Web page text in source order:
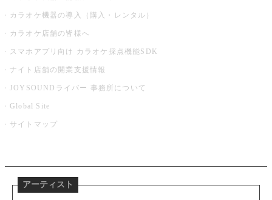
カラオケ機器の導入（購入・レンタル）
カラオケ店舗の皆様へ
スマホアプリ向け カラオケ採点機能SDK
ナイト店舗の開業支援情報
JOYSOUNDライバー 事務所について
Global Site
サイトマップ
アーティスト